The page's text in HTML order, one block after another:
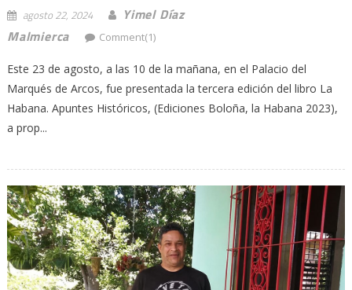
agosto 22, 2024
Yimel Díaz
Malmierca
Comment(1)
Este 23 de agosto, a las 10 de la mañana, en el Palacio del
Marqués de Arcos, fue presentada la tercera edición del libro La
Habana. Apuntes Históricos, (Ediciones Boloña, la Habana 2023),
a prop...